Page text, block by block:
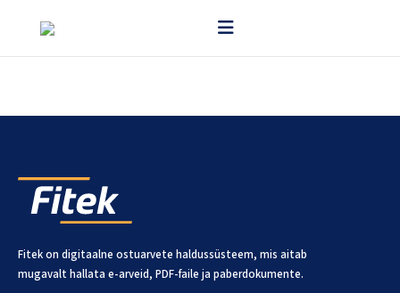
Lorem ipsum dolor sit
Fitek on digitaalne ostuarvete haldussüsteem, mis aitab
mugavalt hallata e-arveid, PDF-faile ja paberdokumente.